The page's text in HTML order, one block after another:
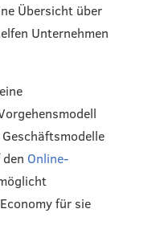
Übersicht über
Unternehmen
Online-
für sie